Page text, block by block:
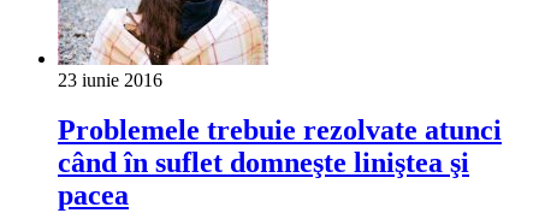
23 iunie 2016
Problemele trebuie rezolvate atunci
când în suflet domneşte liniştea şi
pacea